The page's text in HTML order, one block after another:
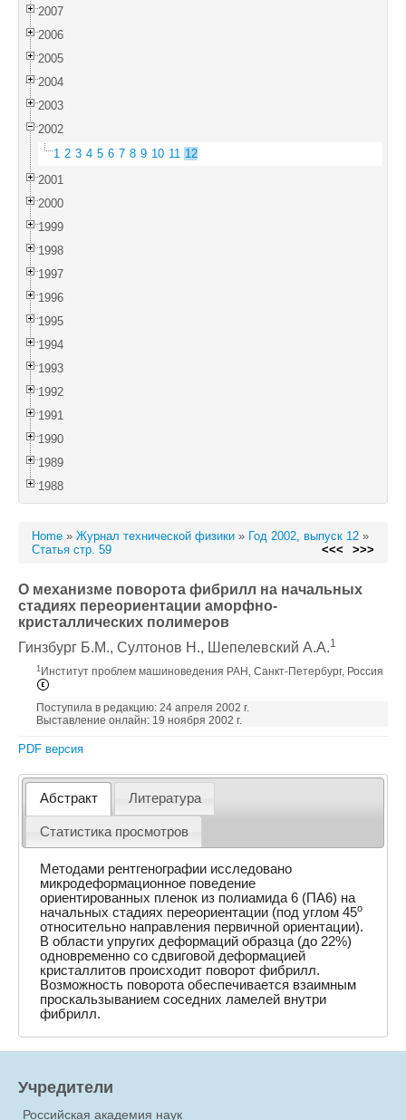
2007
2006
2005
2004
2003
2002
1 2 3 4 5 6 7 8 9 10 11 12
2001
2000
1999
1998
1997
1996
1995
1994
1993
1992
1991
1990
1989
1988
Home » Журнал технической физики » Год 2002, выпуск 12 »
Статья стр. 59
<<< >>>
О механизме поворота фибрилл на начальных
стадиях переориентации аморфно-
кристаллических полимеров
Гинзбург Б.М., Султонов Н., Шепелевский А.А.1
1 Институт проблем машиноведения РАН, Санкт-Петербург, Россия
Поступила в редакцию: 24 апреля 2002 г.
Выставление онлайн: 19 ноября 2002 г.
PDF версия
Абстракт Литература
Статистика просмотров
Методами рентгенографии исследовано
микродеформационное поведение
ориентированных пленок из полиамида 6 (ПА6) на
начальных стадиях переориентации (под углом 45o
относительно направления первичной ориентации).
В области упругих деформаций образца (до 22%)
одновременно со сдвиговой дeформацией
кристаллитов происходит поворот фибрилл.
Возможность поворота обеспечивается взаимным
проскальзыванием соседних ламелей внутри
фибрилл.
Учредители
Российская академия наук